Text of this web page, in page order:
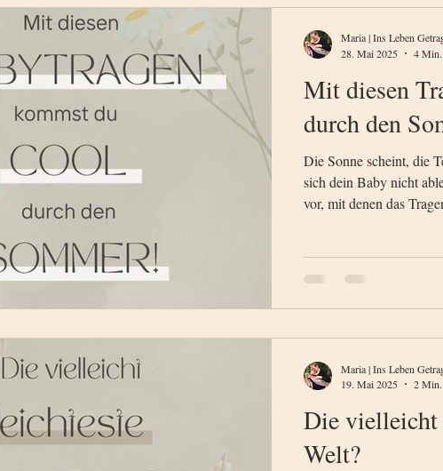
Mit diesen
durch den
Die Sonne scheint, die
sich dein Baby nicht
vor, mit denen das
Maria | Ins Leben
28. Mai 2025
4 Min.
Die vielleicht
Welt?
Maria | Ins Leben
19. Mai 2025
2 Min.